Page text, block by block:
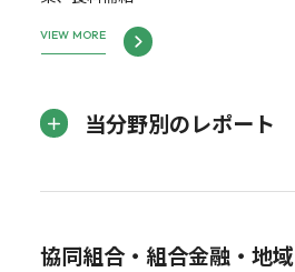
VIEW MORE
当分野別のレポート
協同組合・組合金融・地域